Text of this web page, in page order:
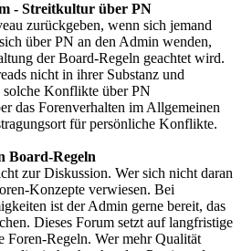
- Streitkultur über PN
zurückgeben, wenn sich jemand
über PN an den Admin wenden,
der Board-Regeln geachtet wird.
nicht in ihrer Substanz und
solche Konflikte über PN
das Forenverhalten im Allgemeinen
für persönliche Konflikte.
Board-Regeln
zur Diskussion. Wer sich nicht daran
Konzepte verwiesen. Bei
ist der Admin gerne bereit, das
Dieses Forum setzt auf langfristige
Foren-Regeln. Wer mehr Qualität